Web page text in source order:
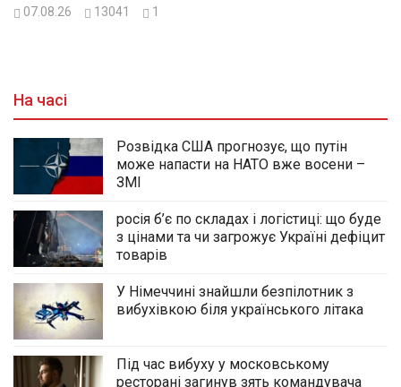
07.08.26 13041 1
На часі
Розвідка США прогнозує, що путін
може напасти на НАТО вже восени –
ЗМІ
росія б’є по складах і логістиці: що буде
з цінами та чи загрожує Україні дефіцит
товарів
У Німеччині знайшли безпілотник з
вибухівкою біля українського літака
Під час вибуху у московському
ресторані загинув зять командувача